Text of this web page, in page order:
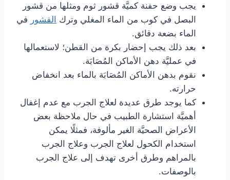
يجب وضع حفنة كميَّة قشور ثوم ومثلها من قشور
البصل في كوب من الماء المغلي وترك القشور في
الماء بضعة دقائق.
بعد ذلك يجب إحضار بكرة من القطن؛ لاستعمالها
في عمليَّة دهن الأماكن المُصَابَة.
نقوم بدهن الأماكن المُصَابَة بالماء بعد انخفاض
حرارته.
كما يوجد طرق عديدة لعلاج الجرب مع عدم إغفال
أهميَّة استشارة الطبيب في حال ملاحظة بعض
الأعراض الصحيَّة الغير مألوفة، فمثلًا يمكن
استخدام الكحول لعلاج الجرب وعلاج الجرب
بالمراهم وطرق أخرى تهدف إلى علاج الجرب
بالوصفات.